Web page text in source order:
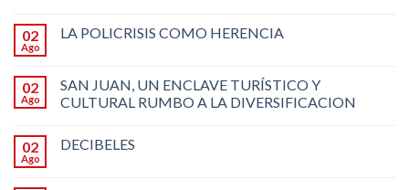
02
Ago
LA POLICRISIS COMO HERENCIA
02
Ago
SAN JUAN, UN ENCLAVE TURÍSTICO Y
CULTURAL RUMBO A LA DIVERSIFICACION
02
Ago
DECIBELES